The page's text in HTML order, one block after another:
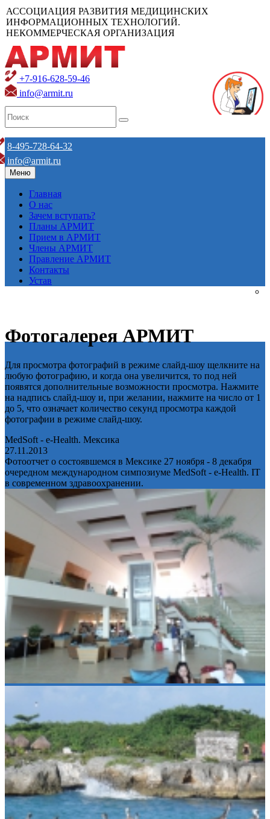
АССОЦИАЦИЯ РАЗВИТИЯ МЕДИЦИНСКИХ
ИНФОРМАЦИОННЫХ ТЕХНОЛОГИЙ.
НЕКОММЕРЧЕСКАЯ ОРГАНИЗАЦИЯ
+7-916-628-59-46
info@armit.ru
8-495-728-64-32
info@armit.ru
Меню
Главная
О нас
Зачем вступать?
Планы АРМИТ
Прием в АРМИТ
Члены АРМИТ
Правление АРМИТ
Контакты
Устав
Фотогалерея АРМИТ
Для просмотра фотографий в режиме слайд-шоу щелкните на
любую фотографию, и когда она увеличится, то под ней
появятся дополнительные возможности просмотра. Нажмите
на надпись слайд-шоу и, при желании, нажмите на число от 1
до 5, что означает количество секунд просмотра каждой
фотографии в режиме слайд-шоу.
MedSoft - e-Health. Мексика
27.11.2013
Фотоотчет о состоявшемся в Мексике 27 ноября - 8 декабря
очередном международном симпозиуме MedSoft - e-Health. IT
в современном здравоохранении.